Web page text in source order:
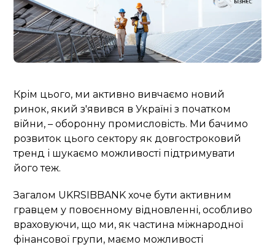
Крім цього, ми активно вивчаємо новий
ринок, який з'явився в Україні з початком
війни, – оборонну промисловість. Ми бачимо
розвиток цього сектору як довгостроковий
тренд і шукаємо можливості підтримувати
його теж.
Загалом UKRSIBBANK хоче бути активним
гравцем у повоєнному відновленні, особливо
враховуючи, що ми, як частина міжнародної
фінансової групи, маємо можливості